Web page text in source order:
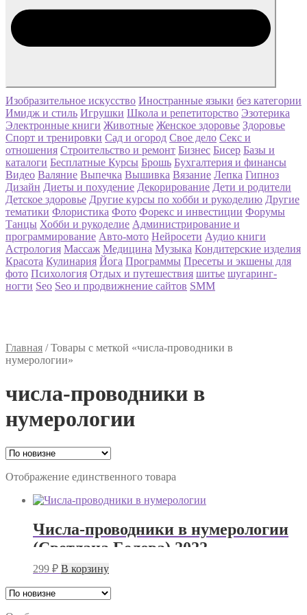
Изобразительное искусство Иностранные языки без категории
Имидж и стиль Игрушки Школа и репетиторство Эзотерика
Электронные книги Животные Женское здоровье Здоровье
Спорт и тренировки Сад и огород Свое дело Секс и
отношения Строительство и ремонт Бизнес Бисер Базы и
каталоги Бесплатные Курсы Брошь Бухгалтерия и финансы
Видео Валяние Выпечка Вышивка Вязание Лепка Гипноз
Дизайн Диеты и похудение Декорирование Дети и родители
Детское здоровье Другие курсы по хобби и рукоделию Другие
тематики Флористика Фото Форекс и инвестиции Форумы
Танцы Хобби и рукоделие Администрирование и
программирование Авто-мото Нейросети Аудио книги
Астрология Массаж Медицина Музыка Кондитерские изделия
Красота Кулинария Йога Программы Пресеты и экшены для
фото Психология Отдых и путешествия шитье шугаринг-
ногти Seo Seo и продвижнение сайтов SMM
Главная /Товары с меткой «числа-проводники в
нумерологии»
числа-проводники в
нумерологии
Отображение единственного товара
Числа-проводники в нумерологии
(Светлана Белова) 2022
299 ₽ В корзину